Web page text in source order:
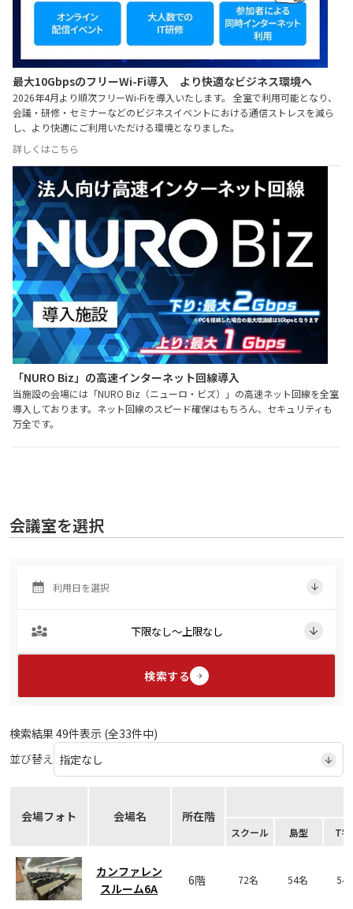
最大10GbpsのフリーWi-Fi導入 より快適なビジネス環境へ
2026年4月より順次フリーWi-Fiを導入いたします。 全室で利用可能となり、
会議・研修・セミナーなどのビジネスイベントにおける通信ストレスを減ら
し、より快適にご利用いただける環境となりました。
詳しくはこちら
「NURO Biz」の高速インターネット回線導入
当施設の会場には「NURO Biz（ニューロ・ビズ）」の高速ネット回線を全室
導入しております。ネット回線のスピード確保はもちろん、セキュリティも
万全です。
会議室を選択
検索する
検索結果 49件表示 (全33件中)
並び替え
会場フォト 会場名 所在階
スクール 島型 T
カンファレン
スルーム6A
6階 72名 54名 54